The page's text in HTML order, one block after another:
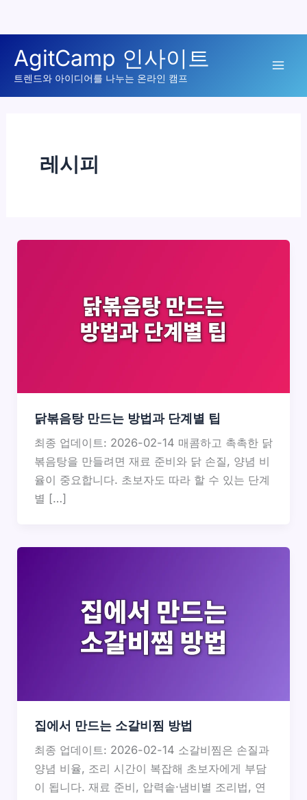
로
AgitCamp 인사이트
트렌드와 아이디어를 나누는 온라인 캠프
레시피
닭볶음탕 만드는 방법과 단계별 팁
최종 업데이트: 2026-02-14 매콤하고 촉촉한 닭
볶음탕을 만들려면 재료 준비와 닭 손질, 양념 비
율이 중요합니다. 초보자도 따라 할 수 있는 단계
별 […]
집에서 만드는 소갈비찜 방법
최종 업데이트: 2026-02-14 소갈비찜은 손질과
양념 비율, 조리 시간이 복잡해 초보자에게 부담
이 됩니다. 재료 준비, 압력솥·냄비별 조리법, 연